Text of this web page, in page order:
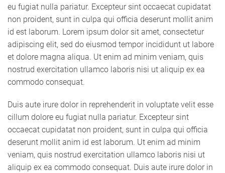
eu fugiat nulla pariatur. Excepteur sint occaecat cupidatat
non proident, sunt in culpa qui officia deserunt mollit anim
id est laborum. Lorem ipsum dolor sit amet, consectetur
adipiscing elit, sed do eiusmod tempor incididunt ut labore
et dolore magna aliqua. Ut enim ad minim veniam, quis
nostrud exercitation ullamco laboris nisi ut aliquip ex ea
commodo consequat.
Duis aute irure dolor in reprehenderit in voluptate velit esse
cillum dolore eu fugiat nulla pariatur. Excepteur sint
occaecat cupidatat non proident, sunt in culpa qui officia
deserunt mollit anim id est laborum. Ut enim ad minim
veniam, quis nostrud exercitation ullamco laboris nisi ut
aliquip ex ea commodo consequat. Duis aute irure dolor in